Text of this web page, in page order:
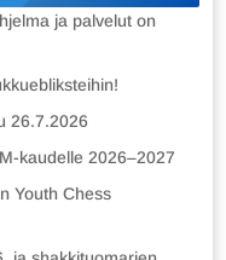
ja palvelut on
26.7.2026
kaudelle 2026–2027
Youth Chess